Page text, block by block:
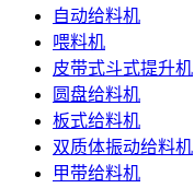
自动给料机
喂料机
皮带式斗式提升机
圆盘给料机
板式给料机
双质体振动给料机
甲带给料机